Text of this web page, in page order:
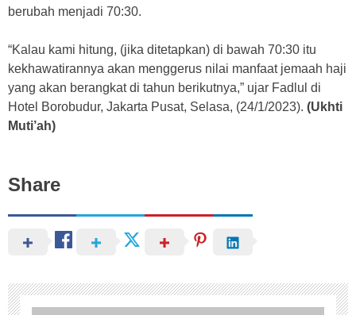
berubah menjadi 70:30.
“Kalau kami hitung, (jika ditetapkan) di bawah 70:30 itu
kekhawatirannya akan menggerus nilai manfaat jemaah haji
yang akan berangkat di tahun berikutnya,” ujar Fadlul di
Hotel Borobudur, Jakarta Pusat, Selasa, (24/1/2023). (Ukhti
Muti’ah)
Share